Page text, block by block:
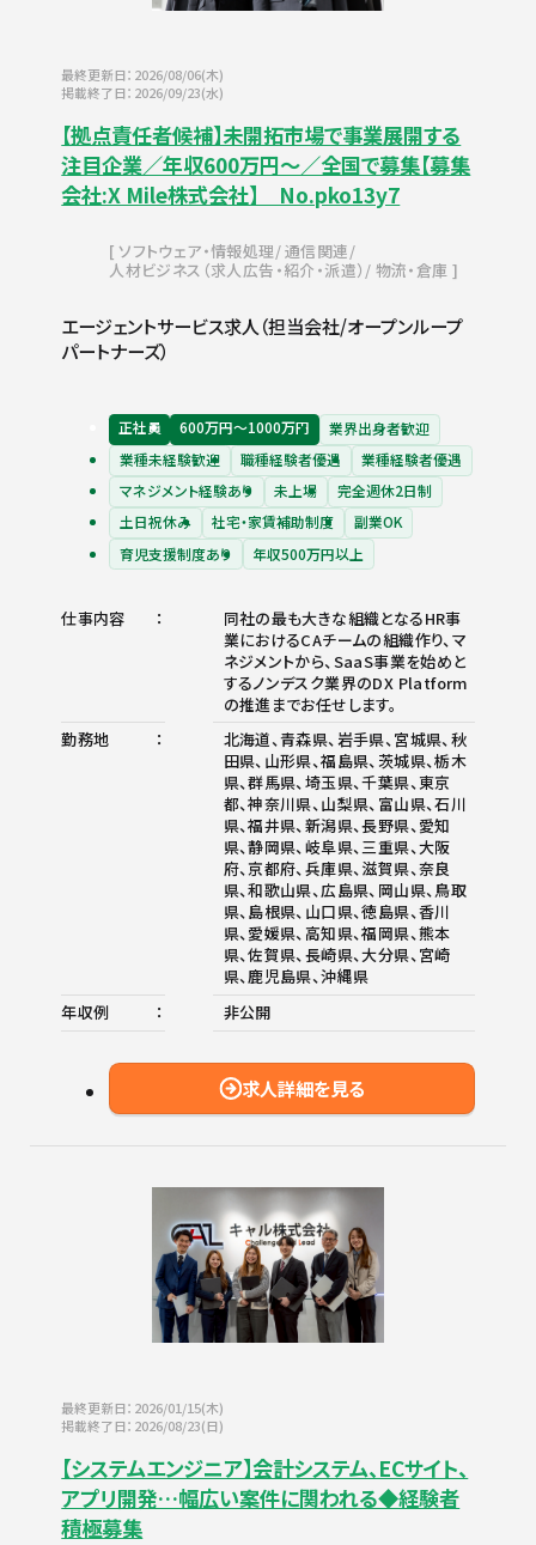
最終更新日：2026/08/06(木)
掲載終了日：2026/09/23(水)
【拠点責任者候補】未開拓市場で事業展開する
注目企業／年収600万円～／全国で募集【募集
会社:X Mile株式会社】 No.pko13y7
ソフトウェア・情報処理 通信関連
人材ビジネス（求人広告・紹介・派遣）
物流・倉庫
エージェントサービス求人（担当会社/オープンループ
パートナーズ）
正社員 600万円〜1000万円
業界出身者歓迎
業種未経験歓迎
職種経験者優遇
業種経験者優遇
マネジメント経験あり
未上場
完全週休2日制
土日祝休み
社宅・家賃補助制度
副業OK
育児支援制度あり
年収500万円以上
仕事内容
同社の最も大きな組織となるHR事
業におけるCAチームの組織作り、マ
ネジメントから、SaaS事業を始めと
するノンデスク業界のDX Platform
の推進までお任せします。
勤務地
北海道、青森県、岩手県、宮城県、秋
田県、山形県、福島県、茨城県、栃木
県、群馬県、埼玉県、千葉県、東京
都、神奈川県、山梨県、富山県、石川
県、福井県、新潟県、長野県、愛知
県、静岡県、岐阜県、三重県、大阪
府、京都府、兵庫県、滋賀県、奈良
県、和歌山県、広島県、岡山県、鳥取
県、島根県、山口県、徳島県、香川
県、愛媛県、高知県、福岡県、熊本
県、佐賀県、長崎県、大分県、宮崎
県、鹿児島県、沖縄県
年収例
非公開
求人詳細を見る
最終更新日：2026/01/15(木)
掲載終了日：2026/08/23(日)
【システムエンジニア】会計システム、ECサイト、
アプリ開発…幅広い案件に関われる◆経験者
積極募集